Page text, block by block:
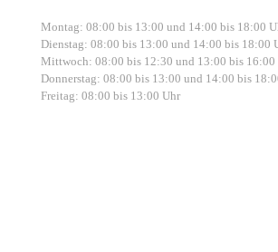
Montag: 08:00 bis 13:00 und 14:00 bis 18:00
Dienstag: 08:00 bis 13:00 und 14:00 bis 18:00
Mittwoch: 08:00 bis 12:30 und 13:00 bis 16:00
Donnerstag: 08:00 bis 13:00 und 14:00 bis
Freitag: 08:00 bis 13:00 Uhr